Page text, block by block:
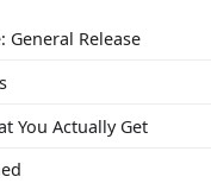
General Release
You Actually Get